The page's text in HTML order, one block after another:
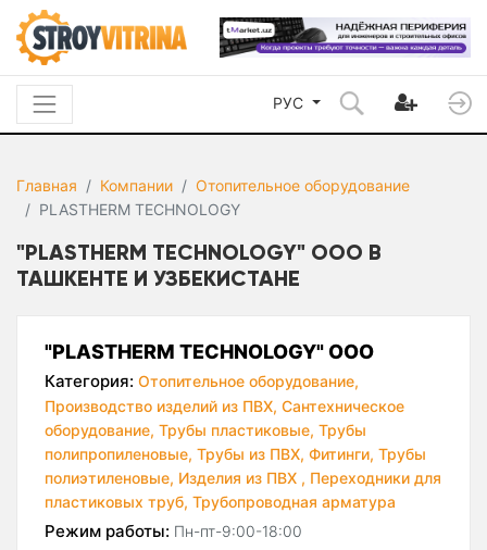
РУС
Главная Компании
Отопительное оборудование
PLASTHERM TECHNOLOGY
"PLASTHERM TECHNOLOGY" ООО В
ТАШКЕНТЕ И УЗБЕКИСТАНЕ
"PLASTHERM TECHNOLOGY" ООО
Категория: Отопительное оборудование,
Производство изделий из ПВХ, Сантехническое
оборудование, Трубы пластиковые, Трубы
полипропиленовые, Трубы из ПВХ, Фитинги, Трубы
полиэтиленовые, Изделия из ПВХ , Переходники для
пластиковых труб, Трубопроводная арматура
Режим работы: Пн-пт-9:00-18:00